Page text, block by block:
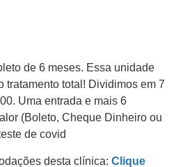
de 6 meses. Essa unidade
tratamento total! Dividimos em 7
Uma entrada e mais 6
(Boleto, Cheque Dinheiro ou
de covid
desta clínica: Clique